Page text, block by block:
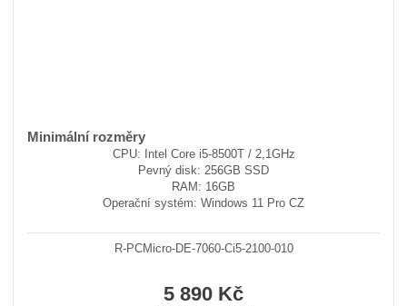
Minimální rozměry
CPU: Intel Core i5-8500T / 2,1GHz
Pevný disk: 256GB SSD
RAM: 16GB
Operační systém: Windows 11 Pro CZ
R-PCMicro-DE-7060-Ci5-2100-010
5 890 Kč